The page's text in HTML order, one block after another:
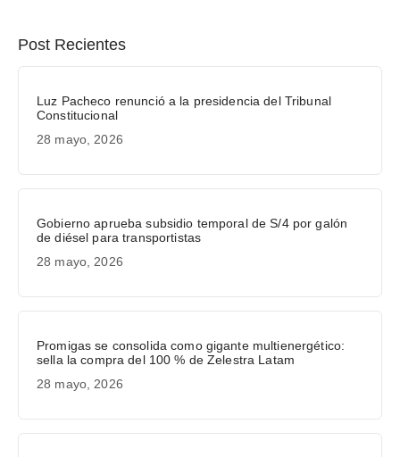
Post Recientes
Luz Pacheco renunció a la presidencia del Tribunal
Constitucional
28 mayo, 2026
Gobierno aprueba subsidio temporal de S/4 por galón
de diésel para transportistas
28 mayo, 2026
Promigas se consolida como gigante multienergético:
sella la compra del 100 % de Zelestra Latam
28 mayo, 2026